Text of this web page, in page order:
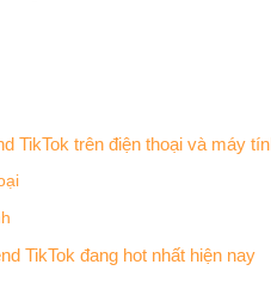
TikTok trên điện thoại và máy
TikTok đang hot nhất hiện nay